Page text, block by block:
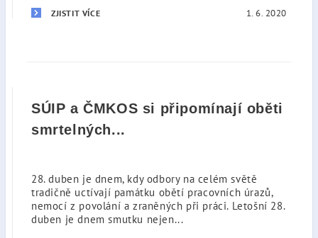
ZJISTIT VÍCE 1. 6. 2020
SÚIP a ČMKOS si připomínají oběti
smrtelných...
28. duben je dnem, kdy odbory na celém světě
tradičně uctívají památku obětí pracovních úrazů,
nemocí z povolání a zraněných při práci. Letošní 28.
duben je dnem smutku nejen...